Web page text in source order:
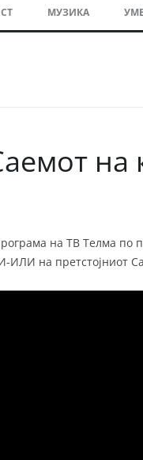
МУЗИКА
на
на ТВ Телма по
на претстојниот